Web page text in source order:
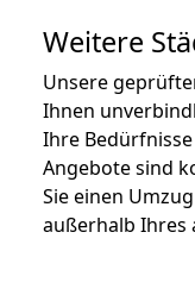
Weitere
Unsere
Ihnen
Ihre
Angebote sind
Sie einen
außerhalb Ihres